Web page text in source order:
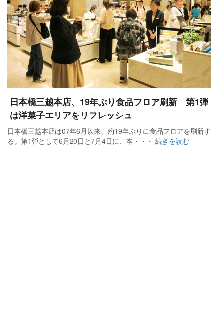
日本橋三越本店、19年ぶり食品フロア刷新 第1弾
は洋菓子エリアをリフレッシュ
日本橋三越本店は07年6月以来、約19年ぶりに食品フロアを刷新す
る。第1弾として6月20日と7月4日に、本・・・ 続きを読む